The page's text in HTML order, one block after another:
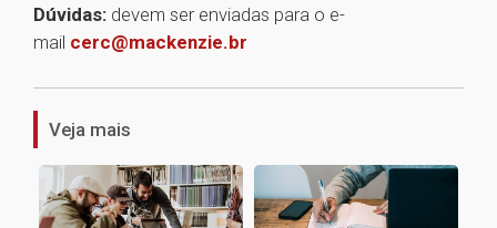
Dúvidas: devem ser enviadas para o e-
mail cerc@mackenzie.br
Veja mais